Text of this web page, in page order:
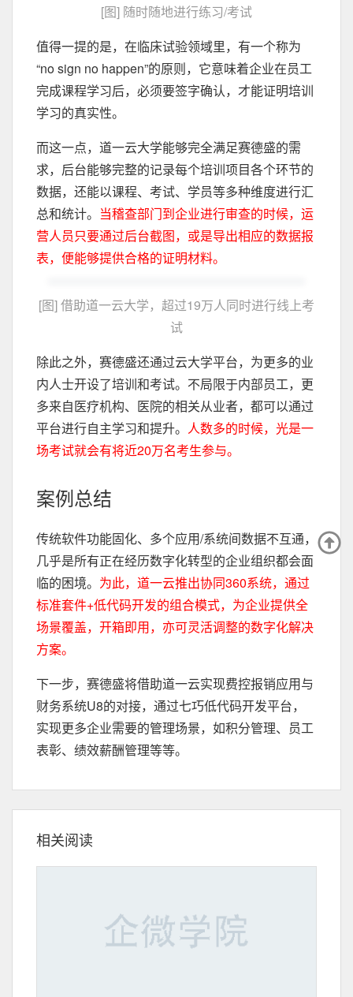
[图] 随时随地进行练习/考试
值得一提的是，在临床试验领域里，有一个称为
“no sign no happen”的原则，它意味着企业在员工
完成课程学习后，必须要签字确认，才能证明培训
学习的真实性。
而这一点，道一云大学能够完全满足赛德盛的需
求，后台能够完整的记录每个培训项目各个环节的
数据，还能以课程、考试、学员等多种维度进行汇
总和统计。 当稽查部门到企业进行审查的时候，运
营人员只要通过后台截图，或是导出相应的数据报
表，便能够提供合格的证明材料。
[图] 借助道一云大学，超过19万人同时进行线上考
试
除此之外，赛德盛还通过云大学平台，为更多的业
内人士开设了培训和考试。不局限于内部员工，更
多来自医疗机构、医院的相关从业者，都可以通过
平台进行自主学习和提升。 人数多的时候，光是一
场考试就会有将近20万名考生参与。
案例总结
传统软件功能固化、多个应用/系统间数据不互通，
几乎是所有正在经历数字化转型的企业组织都会面
临的困境。 为此，道一云推出协同360系统，通过
标准套件+低代码开发的组合模式，为企业提供全
场景覆盖，开箱即用，亦可灵活调整的数字化解决
方案。
下一步，赛德盛将借助道一云实现费控报销应用与
财务系统U8的对接，通过七巧低代码开发平台，
实现更多企业需要的管理场景，如积分管理、员工
表彰、绩效薪酬管理等等。
相关阅读